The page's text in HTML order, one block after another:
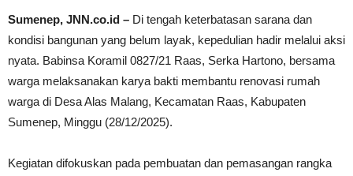
Sumenep, JNN.co.id – Di tengah keterbatasan sarana dan
kondisi bangunan yang belum layak, kepedulian hadir melalui aksi
nyata. Babinsa Koramil 0827/21 Raas, Serka Hartono, bersama
warga melaksanakan karya bakti membantu renovasi rumah
warga di Desa Alas Malang, Kecamatan Raas, Kabupaten
Sumenep, Minggu (28/12/2025).
Kegiatan difokuskan pada pembuatan dan pemasangan rangka